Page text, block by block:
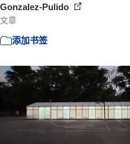
Gonzalez-Pulido
文章
添加书签